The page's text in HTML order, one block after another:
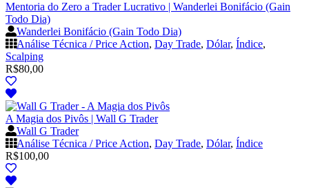
Mentoria do Zero a Trader Lucrativo | Wanderlei Bonifácio (Gain
Todo Dia)
Wanderlei Bonifácio (Gain Todo Dia)
Análise Técnica / Price Action, Day Trade, Dólar, Índice,
Scalping
R$80,00
A Magia dos Pivôs | Wall G Trader
Wall G Trader
Análise Técnica / Price Action, Day Trade, Dólar, Índice
R$100,00